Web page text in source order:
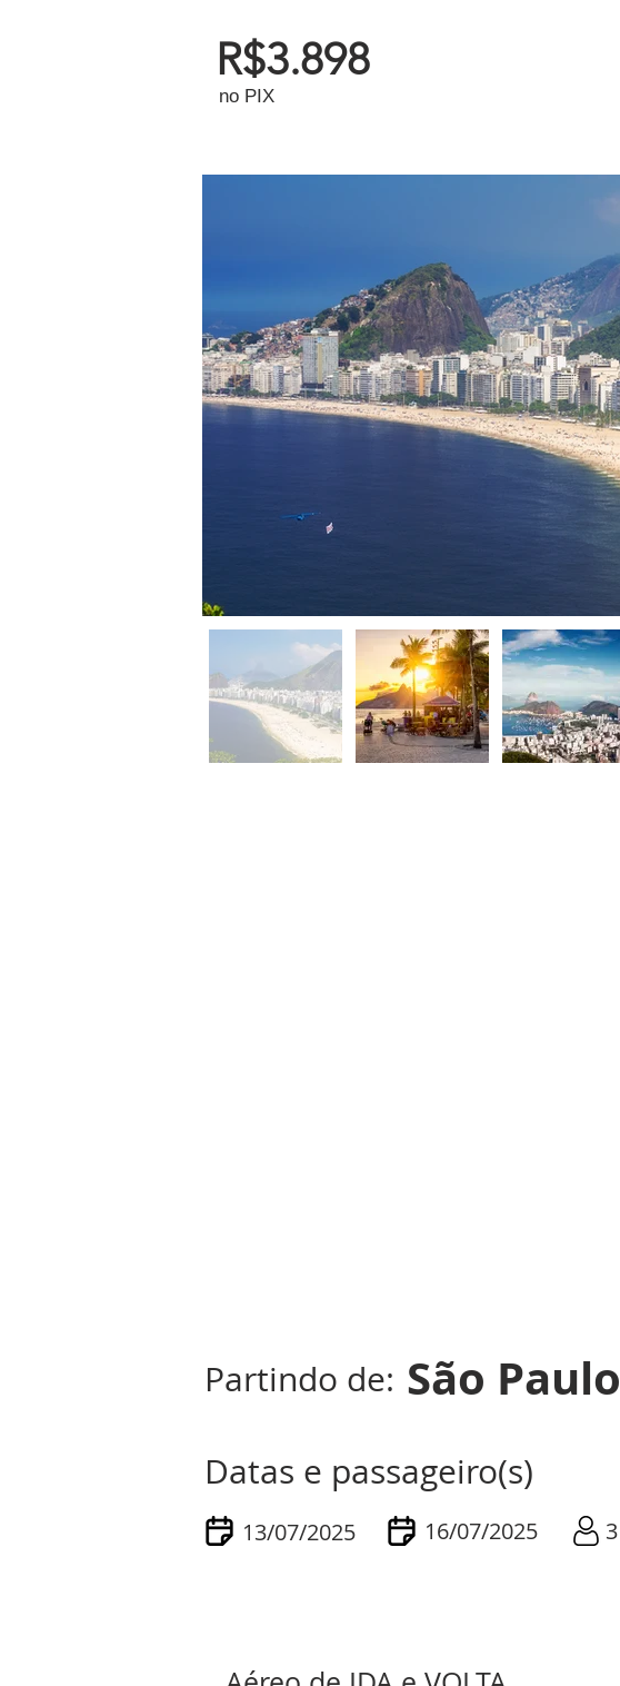
no PIX
R$3.898
Partindo de: São Paulo
Datas e passageiro(s)
13/07/2025 16/07/2025 3